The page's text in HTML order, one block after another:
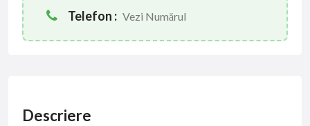
Telefon : Vezi Numărul
Descriere